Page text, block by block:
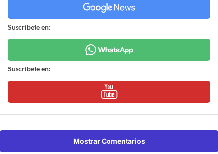
Suscríbete en:
Suscríbete en:
Mostrar Comentarios